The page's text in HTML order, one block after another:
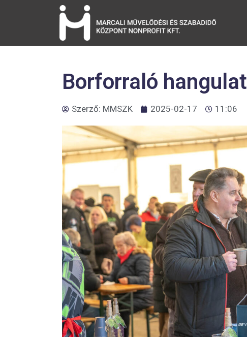
Borforraló hangulat
Szerző: MMSZK 2025-02-17 11:06